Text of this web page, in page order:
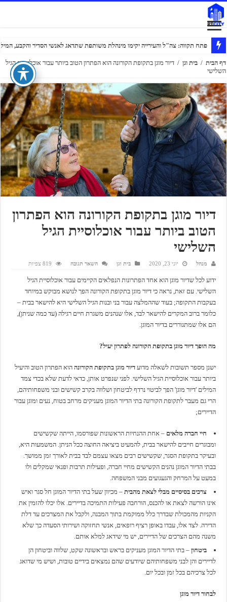
פתח תקווה: צה"ל והעירייה יקימו מינהלת משותפת שתדאג לאנשי הסדיר והקבע,
דף הבית / בית וגן / דיור מוגן בתקופת הקורונה הוא הפתרון הטוב ביותר עבור אוכלוסיית הגיל
השלישי
דיור מוגן בתקופת הקורונה הוא הפתרון
הטוב ביותר עבור אוכלוסיית הגיל
השלישי
מנהל יוני 23, 2020 בית וגן השאר תגובה 819 צפיות
ידוע לכל שדיור מוגן הוא אחד הפתרונות הנפלאים הקיימים עבור אוכלוסיית הגיל
השלישי. עם זאת, נראה כי דיור מוגן בתקופת הקורונה הפך לנושא מבוקש במיוחד
בעקבות התקופה; בעוד שההמלצה עבור בני ובנות הגיל השלישי היא להישאר בבית –
כלומר ברוב המקרים להישאר לבד, אלו שנהנים משגרת חיים רגילה (עד כמה שניתן),
הם אלו שמתגוררים בדיור המוגן.
מה הופך דיור מוגן בתקופת הקורונה לפתרון יעיל?
ישנן מספר תשובות לשאלה מדועדיור מוגן בתקופת הקורונה הוא הפתרון הטוב והיעיל
ביותר עבור אוכלוסיית הגיל השלישי. לפני שנפרט אותן, כדאי לדעת שלא בכדי צמד
המילים 'דיור מוגן' הפך לביטוי נרדף לביטחון ושלווה בקרב קשישים ובני משפחותיהם,
הרי גם מעבר לתקופת הקורונה בתי הדיור המוגן מעניקים מרחב בטוח, נעים ומוגן עבור
הדיירים;
חיי חברה מלאים – אחת ההנחיות הראשונות שפורסמו, הייתה שקשישים
ומבוגרים חייבים להישאר בבית, להמעיט ביציאה החוצה ככל הניתן. המשמעות היא,
ובעיקר בתקופת הסגר, שקשישים רבים מצאו עצמם לבד בבית לאורך זמן ממושך.
בבתי הדיור המוגן נהנים הקשישים מחיי חברה, ופעילות תרבות ופנאי שמקלים ולו
במעט על המרחק והגעגועים מבני המשפחה.
צרכים בסיסיים מבלי לצאת מהבית – מכיוון שעל בתי הדיור המוגן חל סגר ואיש
אינו הורשה לצאת או להכנס, הורחבה פעילות התמיכה בדיירים. אלו יכלו להזמין את
הקניות מהמכולת שבדרך כלל ממוקמת בתוך המבנה, ולקבל את המצרכים עד דלת
הדירה. לצד אלו, עבדו באופן רציף רופאים, אנשי תחזוקה ושירותי הסעדה כך שלא
משנה מהם הצרכים של הדיירים, יש מי שידאג למלא אותם.
ביטחון – בתי הדיור המוגן מעניקים בראש ובראשונה שקט, שלווה וביטחון הן
לדיירים והן לבני משפחותיהם שיודעים שהם נמצאים בידיים טובות, ושיש מי שדואג
לכל צרכיהם בכל זמן ובכל יום.
לבחור דיור מוגן